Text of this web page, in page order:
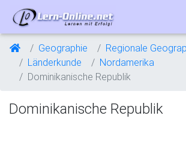
Geographie
Regionale
Länderkunde
Nordamerika
Dominikanische Republik
Dominikanische Republik